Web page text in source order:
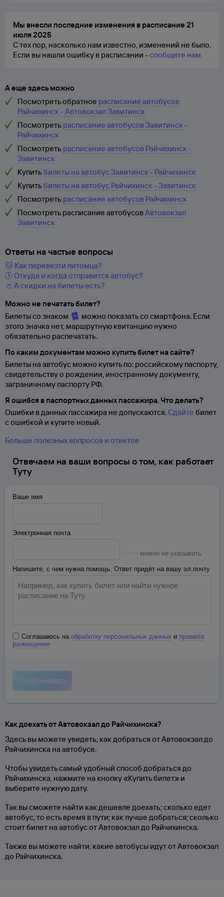
Мы внесли последние изменения в расписание 21
июля 2025
С тех пор, насколько нам известно, изменений не было.
Если вы нашли ошибку в расписании -сообщите нам
А еще здесь можно
Посмотреть обратное расписание автобусов
Райчихинск - Автовокзал Завитинск
Посмотреть расписание автобусов Завитинск -
Райчихинск
Посмотреть расписание автобусов Райчихинск -
Завитинск
Купить билеты на автобус Завитинск - Райчихинск
Купить билеты на автобус Райчихинск - Завитинск
Посмотреть расписание автобусов Райчихинск
Посмотреть расписание автобусовАвтовокзал
Завитинск
Ответы на частые вопросы
🐱 Как перевезти питомца?
🕔 Откуда и когда отправится автобус?
👛 А скидки на билеты есть?
Можно не печатать билет?
Билеты со знаком
можно показать со смартфона. Если
этого значка нет, маршрутную квитанцию нужно
обязательно распечатать.
По каким документам можно купить билет на сайте?
Билеты на автобус можно купить по: российскому паспорту,
свидетельству о рождении, иностранному документу,
заграничному паспорту РФ.
Я ошибся в паспортных данных пассажира. Что делать?
Ошибки в данных пассажира не допускаются. Сдайте билет
с ошибкой и купите новый.
Больше полезных вопросов и ответов
Отвечаем на ваши вопросы о том, как работает
Туту
Ваше имя
Электронная почта
можно не указывать
Напишите, с чем нужна помощь. Ответ придёт на вашу эл.почту
Соглашаюсь на обработку персональных данных и правила
размещения
Как доехать от Автовокзал до Райчихинска?
Здесь вы можете увидеть, как добраться от Автовокзал до
Райчихинска на автобусе.
Чтобы увидеть самый удобный способ добраться до
Райчихинска, нажмите на кнопку «Купить билет» и
выберите нужную дату.
Так вы сможете найти как дешевле доехать; сколько едет
автобус, то есть время в пути; как лучше добраться; сколько
стоит билет на автобус от Автовокзал до Райчихинска.
Также вы можете найти, какие автобусы идут от Автовокзал
до Райчихинска.